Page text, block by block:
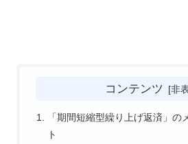
コンテンツ
「期間短縮型繰り上げ返済」の
ト